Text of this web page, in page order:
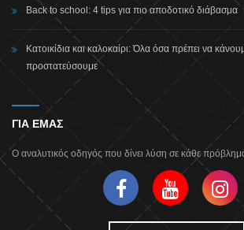
Back to school: 4 tips για πιο αποδοτικό διάβασμα
Κατοικίδια και καλοκαίρι: Όλα όσα πρέπει να
προστατεύσουμε
ΓΙΑ ΕΜΑΣ
Ο αναλυτικός οδηγός που δίνει λύση σε κάθε